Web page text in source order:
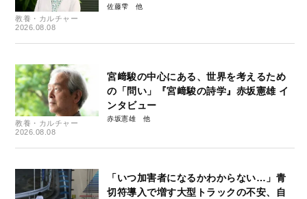
教養・カルチャー
2026.08.08
佐藤雫
教養・カルチャー
2026.08.08
宮﨑駿の中心にある、世界を考えるため
の「問い」『宮﨑駿の詩学』赤坂憲雄 イ
ンタビュー
赤坂憲雄
「いつ加害者になるかわからない…」青
切符導入で増す大型トラックの不安、自